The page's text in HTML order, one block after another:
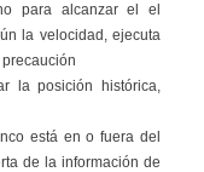
para alcanzar el el
la velocidad, ejecuta
la posición histórica,
está en o fuera del
de la información de